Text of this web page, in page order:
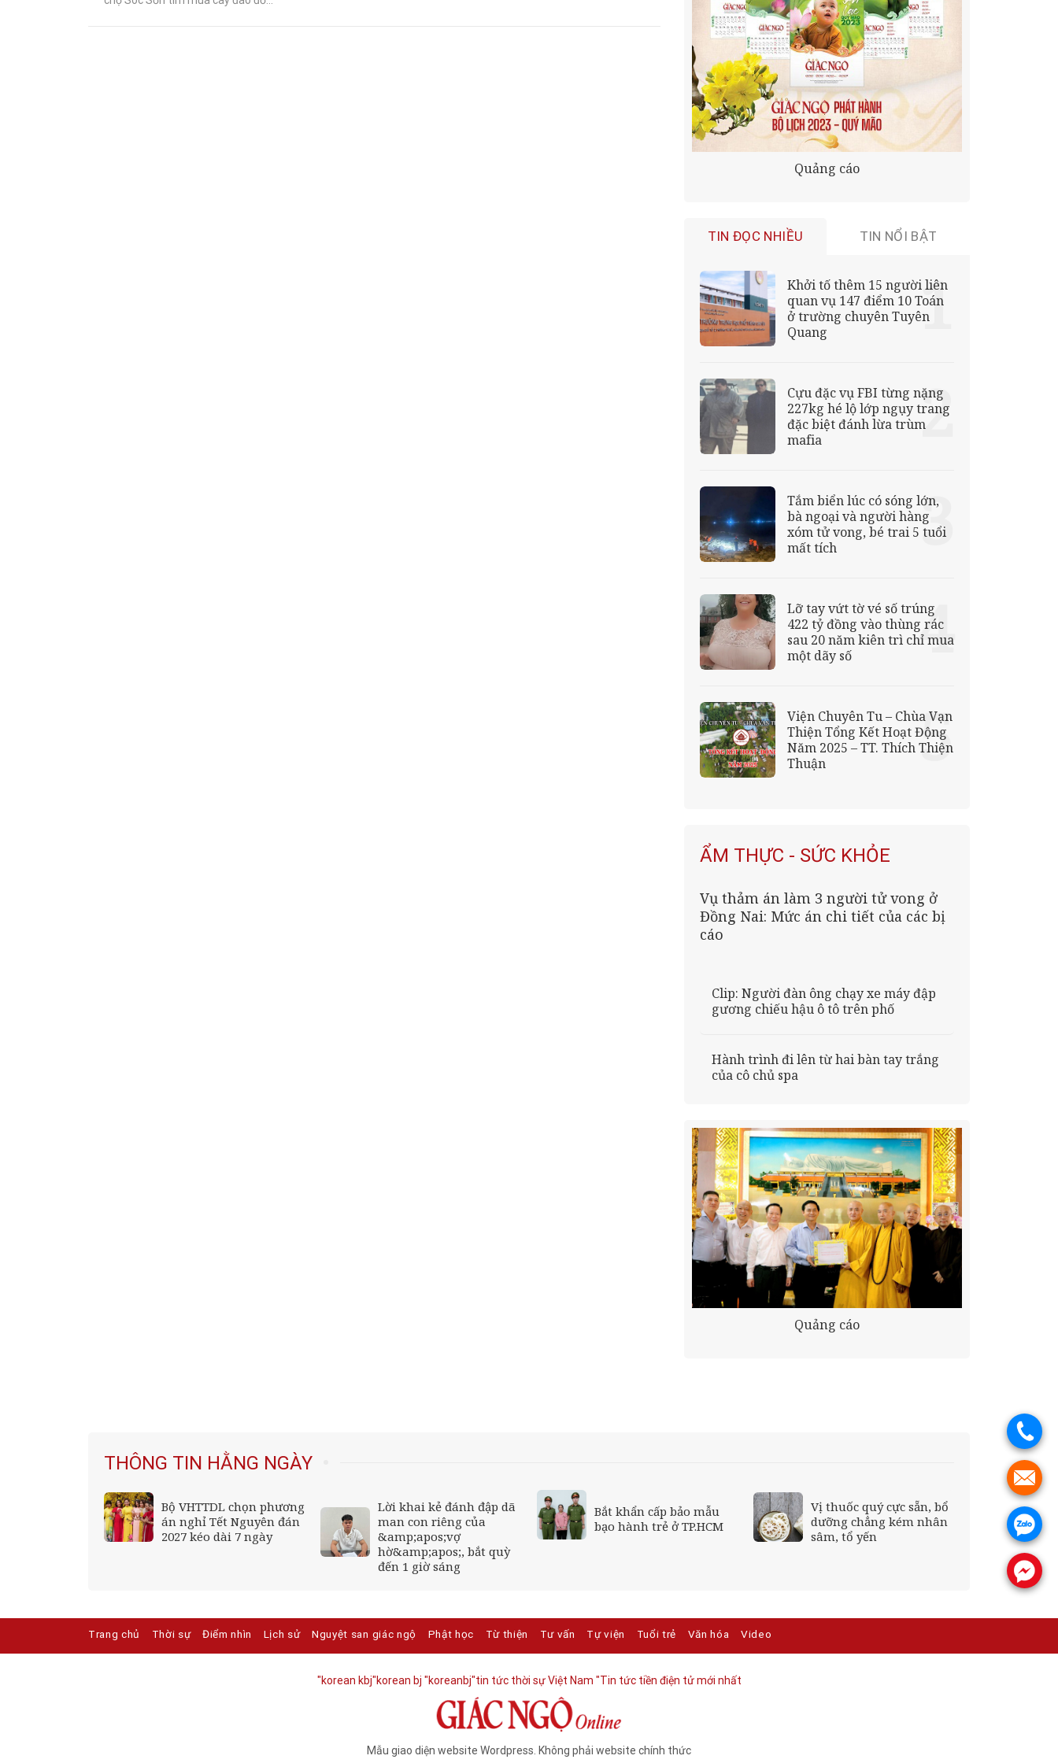
Quảng cáo
TIN ĐỌC NHIỀU TIN NỔI BẬT
Khởi tố thêm 15 người liên
quan vụ 147 điểm 10 Toán
ở trường chuyên Tuyên
Quang
Cựu đặc vụ FBI từng nặng
227kg hé lộ lớp ngụy trang
đặc biệt đánh lừa trùm
mafia
Tắm biển lúc có sóng lớn,
bà ngoại và người hàng
xóm tử vong, bé trai 5 tuổi
mất tích
Lỡ tay vứt tờ vé số trúng
422 tỷ đồng vào thùng rác
sau 20 năm kiên trì chỉ mua
một dãy số
Viện Chuyên Tu – Chùa Vạn
Thiện Tổng Kết Hoạt Động
Năm 2025 – TT. Thích Thiện
Thuận
ẨM THỰC - SỨC KHỎE
Vụ thảm án làm 3 người tử vong ở
Đồng Nai: Mức án chi tiết của các bị
cáo
Clip: Người đàn ông chạy xe máy đập
gương chiếu hậu ô tô trên phố
Hành trình đi lên từ hai bàn tay trắng
của cô chủ spa
Quảng cáo
THÔNG TIN HẰNG NGÀY
Bộ VHTTDL chọn phương
án nghỉ Tết Nguyên đán
2027 kéo dài 7 ngày
Lời khai kẻ đánh đập dã
man con riêng của
&amp;apos;vợ
hờ&amp;apos;, bắt quỳ
đến 1 giờ sáng
Bắt khẩn cấp bảo mẫu
bạo hành trẻ ở TP.HCM
Vị thuốc quý cực sẵn, bổ
dưỡng chẳng kém nhân
sâm, tổ yến
Trang chủ Thời sự Điểm nhìn Lịch sử Nguyệt san giác ngộ Phật học Từ thiện Tư vấn Tự viện Tuổi trẻ Văn hóa Video
"korean kbj​"korean bj "koreanbj​"tin tức thời sự Việt Nam "Tin tức tiền điện tử mới nhất​
Mẫu giao diện website Wordpress. Không phải website chính thức
.
.
.
.